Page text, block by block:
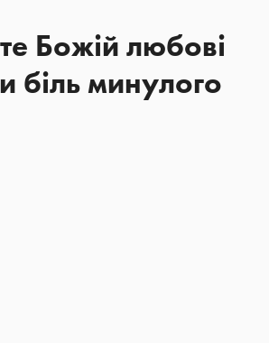
Божій любові
біль минулого